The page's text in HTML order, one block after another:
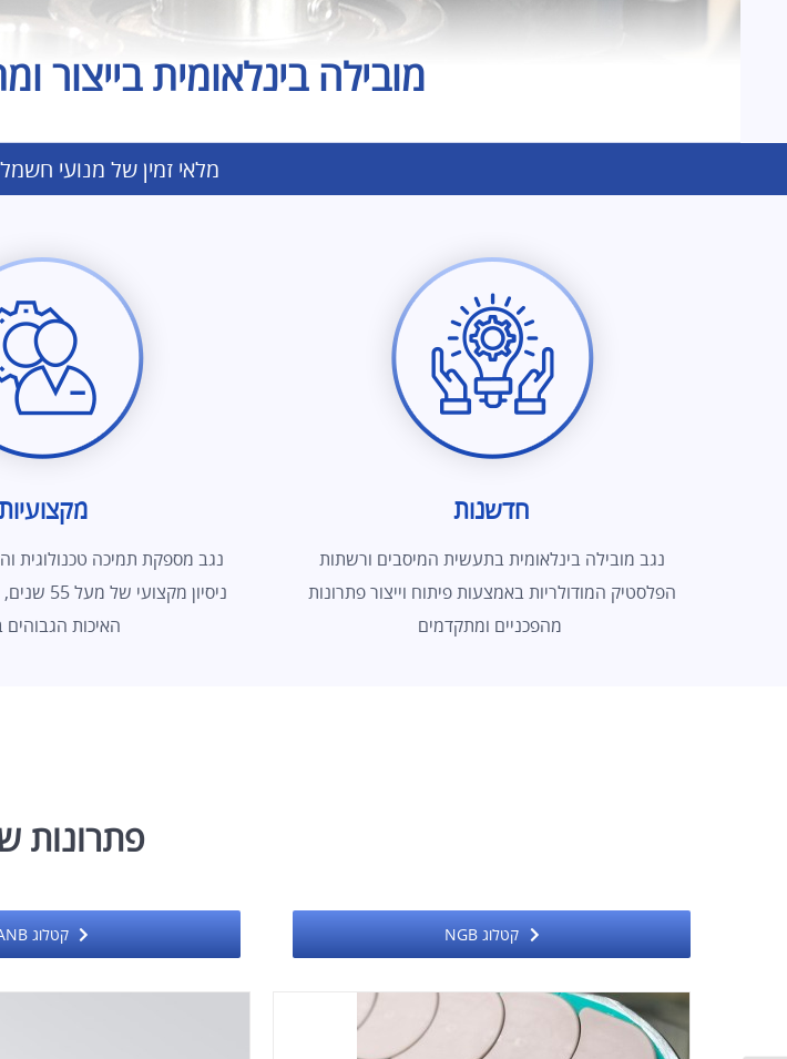
מובילה בינלאומית בייצור
מלאי זמין של מנועי
חדשנות
נגב מובילה בינלאומית בתעשית המיסבים ורשתות
הפלסטיק המודולריות באמצעות פיתוח וייצור פתרונות
מהפכניים ומתקדמים
נגב מספקת תמיכה טכנולוגית
ניסיון
האיכות הגבוהים
פתרונות
קטלוג NGB קטלוג ANB